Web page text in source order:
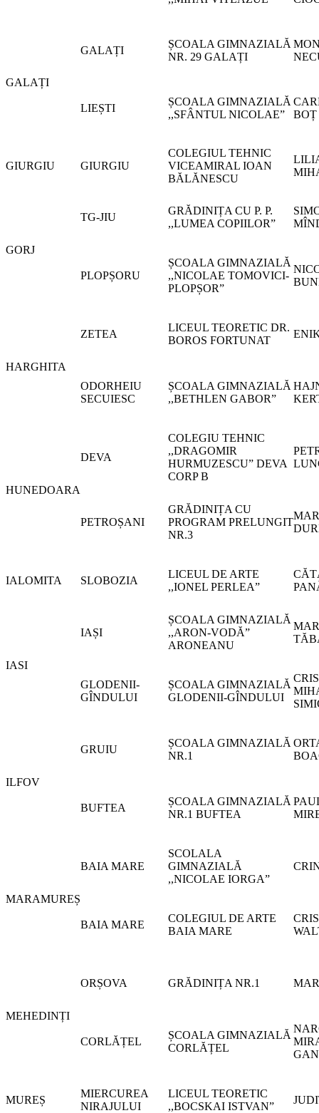
GALAȚI
GALAȚI
ȘCOALA GIMNAZIALĂ
NR. 29 GALAȚI
LIEȘTI
ȘCOALA GIMNAZIALĂ
,,SFÂNTUL NICOLAE”
BOȚ
GIURGIU GIURGIU
COLEGIUL TEHNIC
VICEAMIRAL IOAN
BĂLĂNESCU
GORJ
TG-JIU
GRĂDINIȚA CU P. P.
,,LUMEA COPIILOR”
PLOPȘORU
ȘCOALA GIMNAZIALĂ
,,NICOLAE TOMOVICI-
PLOPȘOR”
HARGHITA
ZETEA
LICEUL TEORETIC DR.
BOROS FORTUNAT
ODORHEIU
SECUIESC
ȘCOALA GIMNAZIALĂ
,,BETHLEN GABOR”
HUNEDOARA
DEVA
COLEGIU TEHNIC
,,DRAGOMIR
HURMUZESCU” DEVA
CORP B
PETROȘANI
GRĂDINIȚA CU
PROGRAM PRELUNGIT
NR.3
IALOMITA SLOBOZIA
LICEUL DE ARTE
,,IONEL PERLEA”
IASI
IAȘI
ȘCOALA GIMNAZIALĂ
,,ARON-VODĂ”
ARONEANU
GLODENII-
GÎNDULUI
ȘCOALA GIMNAZIALĂ
GLODENII-GÎNDULUI
ILFOV
GRUIU
ȘCOALA GIMNAZIALĂ
NR.1
BUFTEA
ȘCOALA GIMNAZIALĂ
NR.1 BUFTEA
MARAMUREȘ
BAIA MARE
SCOLALA
GIMNAZIALĂ
,,NICOLAE IORGA”
BAIA MARE
COLEGIUL DE ARTE
BAIA MARE
MEHEDINȚI
ORȘOVA GRĂDINIȚA NR.1
CORLĂȚEL
ȘCOALA GIMNAZIALĂ
CORLĂȚEL
MUREȘ
MIERCUREA
NIRAJULUI
LICEUL TEORETIC
,,BOCSKAI ISTVAN”